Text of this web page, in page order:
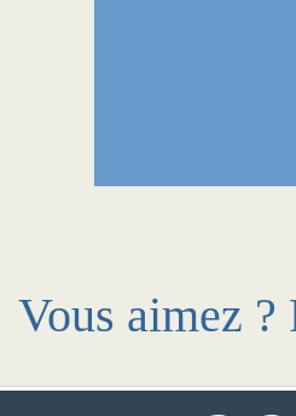
Vous aimez ?